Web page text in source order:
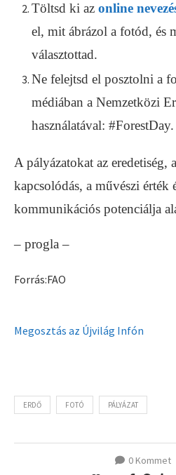
Töltsd ki az online
el, mit ábrázol a fotód, és
választottad.
Ne felejtsd el posztolni a
médiában a Nemzetközi
használatával: #ForestDay.
A pályázatokat az eredetiség,
kapcsolódás, a művészi érték
kommunikációs potenciálja
– progla –
Forrás:FAO
Megosztás az Újvilág Infón
ERDŐ FOTÓ PÁLYÁZAT
0 Kommet